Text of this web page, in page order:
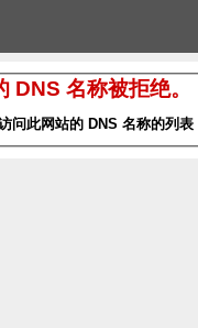
DNS 名称被拒绝。
问此网站的 DNS 名称的列